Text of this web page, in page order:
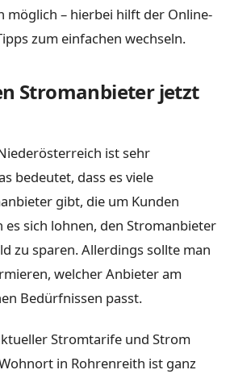
möglich – hierbei hilft der Online-
zum einfachen wechseln.
Stromanbieter jetzt
ist sehr
bedeutet, dass es viele
gibt, die um Kunden
es sich lohnen, den Stromanbieter
zu sparen. Allerdings sollte man
welcher Anbieter am
Bedürfnissen passt.
Stromtarife und Strom
in Rohrenreith ist ganz